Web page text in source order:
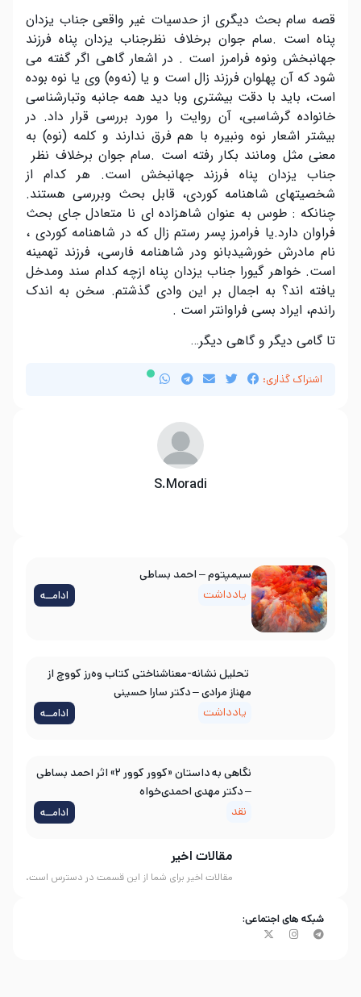
قصه سام بحث دیگری از حدسیات غیر واقعی جناب یزدان
پناه است .سام جوان برخلاف نظرجناب یزدان پناه فرزند
جهانبخش ونوه فرامرز است . در اشعار گاهی اگر گفته می
شود که آن پهلوان فرزند زال است و یا (نەوه) وی یا نوه بوده
است، باید با دقت بیشتری وبا دید همه جانبه وتبارشناسی
خانواده گرشاسبی، آن روایت را مورد بررسی قرار داد. در
بیشتر اشعار نوه ونبیره با هم فرق ندارند و کلمه (نوه) به
معنی مثل ومانند بکار رفته است .سام جوان برخلاف نظر
جناب یزدان پناه فرزند جهانبخش است. هر کدام از
شخصیتهای شاهنامه کوردی، قابل بحث وبررسی هستند.
چنانکه : طوس به عنوان شاهزاده ای نا متعادل جای بحث
فراوان دارد.یا فرامرز پسر رستم زال که در شاهنامه کوردی ،
نام مادرش خورشیدبانو ودر شاهنامه فارسی، فرزند تهمینه
است. خواهر گیورا جناب یزدان پناه ازچه کدام سند ومدخل
یافته اند؟ به اجمال بر این وادی گذشتم. سخن به اندک
راندم، ایراد بسی فراوانتر است .
تا گامی دیگر و گاهی دیگر…
اشتراک گذاری:
S.Moradi
مقالات اخیر
مقالات اخیر برای شما از این قسمت در دسترس است.
سیمپتوم – احمد بساطی
یادداشت
ادامــه
تحلیل نشانه-معناشناختی کتاب وه‌رز کووچ از
مهناز مرادی – دکتر سارا حسینی
یادداشت
ادامــه
نگاهی به داستان «کوور کوور ۲» اثر احمد بساطی
– دکتر مهدی احمدی‌خواه
نقد
ادامــه
شبکه های اجتماعی: